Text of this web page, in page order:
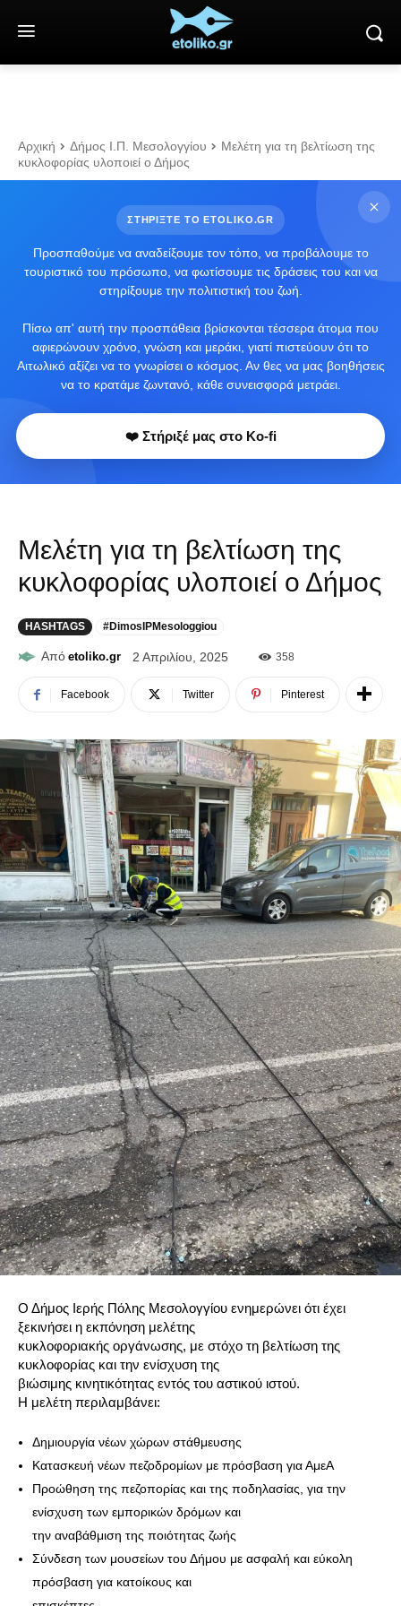
Αρχική Δήμος Ι.Π. Μεσολογγίου
Μελέτη για τη βελτίωση της
κυκλοφορίας υλοποιεί ο Δήμος
ΣΤΗΡΙΞΤΕ ΤΟ ETOLIKO.GR
Προσπαθούμε να αναδείξουμε τον τόπο, να προβάλουμε το
τουριστικό του πρόσωπο, να φωτίσουμε τις δράσεις του και να
στηρίξουμε την πολιτιστική του ζωή.
Πίσω απ' αυτή την προσπάθεια βρίσκονται τέσσερα άτομα που
αφιερώνουν χρόνο, γνώση και μεράκι, γιατί πιστεύουν ότι το
Αιτωλικό αξίζει να το γνωρίσει ο κόσμος. Αν θες να μας βοηθήσεις
να το κρατάμε ζωντανό, κάθε συνεισφορά μετράει.
❤️ Στήριξέ μας στο Ko-fi
Μελέτη για τη βελτίωση της
κυκλοφορίας υλοποιεί ο Δήμος
HASHTAGS #DimosIPMesologgiou
Από etoliko.gr 2 Απριλίου, 2025 358
Facebook Twitter Pinterest
Ο Δήμος Ιερής Πόλης Μεσολογγίου ενημερώνει ότι έχει
ξεκινήσει η εκπόνηση μελέτης
κυκλοφοριακής οργάνωσης, με στόχο τη βελτίωση της
κυκλοφορίας και την ενίσχυση της
βιώσιμης κινητικότητας εντός του αστικού ιστού.
Η μελέτη περιλαμβάνει:
Δημιουργία νέων χώρων στάθμευσης
Κατασκευή νέων πεζοδρομίων με πρόσβαση για ΑμεΑ
Προώθηση της πεζοπορίας και της ποδηλασίας, για την
ενίσχυση των εμπορικών δρόμων και
την αναβάθμιση της ποιότητας ζωής
Σύνδεση των μουσείων του Δήμου με ασφαλή και εύκολη
πρόσβαση για κατοίκους και